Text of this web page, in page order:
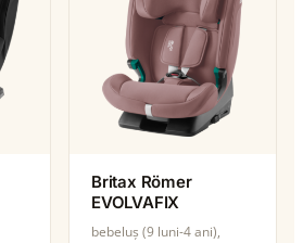
Britax Römer
EVOLVAFIX
bebeluș (9 luni-4 ani),